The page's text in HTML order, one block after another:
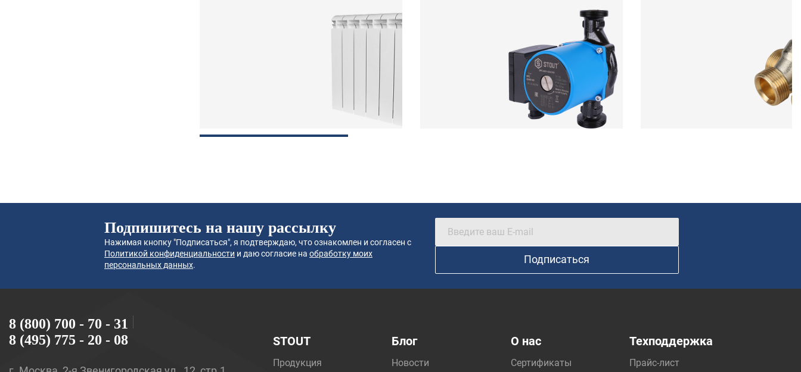
Подпишитесь на нашу рассылку
Нажимая кнопку "Подписаться", я подтверждаю, что ознакомлен и согласен с
Политикой конфиденциальности и даю согласие на обработку моих
персональных данных. Подписаться
8 (800) 700 - 70 - 31
8 (495) 775 - 20 - 08
STOUT
Продукция
Блог
Новости
О нас
Сертификаты
Техподдержка
Прайс-лист